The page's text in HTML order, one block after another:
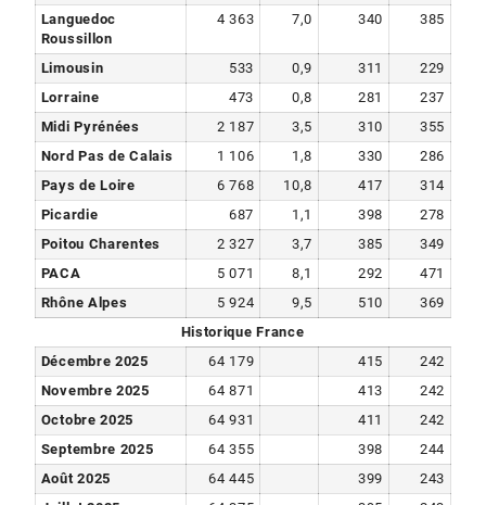
Languedoc
Roussillon
4 363 7,0 340 385
Limousin 533 0,9 311
229
Lorraine
473 0,8 281
237
Midi Pyrénées
2 187 3,5 310
355
Nord Pas de Calais
1 106 1,8 330
286
Pays de Loire
6 768 10,8 417
314
Picardie
687 1,1 398
278
Poitou Charentes
2 327 3,7 385
349
PACA
5 071 8,1 292
471
Rhône Alpes
5 924 9,5 510
369
Historique France
Décembre 2025
64 179 415
242
Novembre 2025
64 871 413
242
Octobre 2025
64 931 411
242
Septembre 2025
64 355 398
244
Août 2025
64 445 399
243